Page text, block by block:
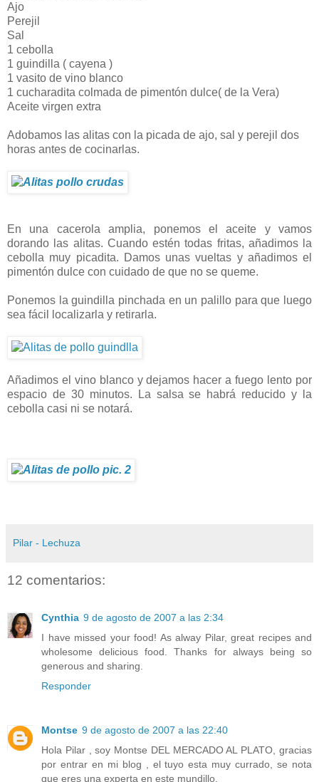
Ajo
Perejil
Sal
1 cebolla
1 guindilla ( cayena )
1 vasito de vino blanco
1 cucharadita colmada de pimentón dulce( de la Vera)
Aceite virgen extra
Adobamos las alitas con la picada de ajo, sal y perejil dos
horas antes de cocinarlas.
En una cacerola amplia, ponemos el aceite y vamos
dorando las alitas. Cuando estén todas fritas, añadimos la
cebolla muy picadita. Damos unas vueltas y añadimos el
pimentón dulce con cuidado de que no se queme.
Ponemos la guindilla pinchada en un palillo para que luego
sea fácil localizarla y retirarla.
Añadimos el vino blanco y dejamos hacer a fuego lento por
espacio de 30 minutos. La salsa se habrá reducido y la
cebolla casi ni se notará.
Pilar - Lechuza
12 comentarios:
Cynthia 9 de agosto de 2007 a las 2:34
I have missed your food! As alway Pilar, great recipes and
wholesome delicious food. Thanks for always being so
generous and sharing.
Responder
Montse 9 de agosto de 2007 a las 22:40
Hola Pilar , soy Montse DEL MERCADO AL PLATO, gracias
por entrar en mi blog , el tuyo esta muy currado, se nota
que eres una experta en este mundillo.